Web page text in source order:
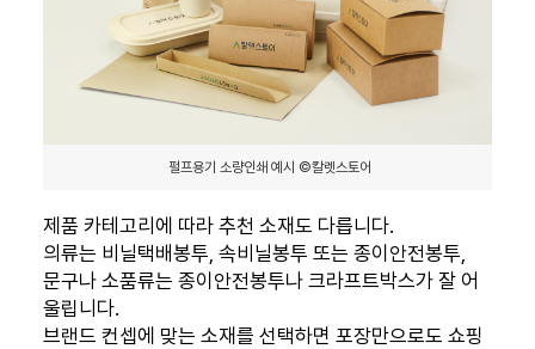
펄프용기 소량인쇄 예시 ©칼렛스토어
제품 카테고리에 따라 추천 소재도 다릅니다.
의류는 비닐택배봉투, 속비닐봉투 또는 종이안전봉투,
문구나 소품류는 종이안전봉투나 크라프트박스가 잘 어
울립니다.
브랜드 컨셉에 맞는 소재를 선택하면 포장만으로도 쇼핑